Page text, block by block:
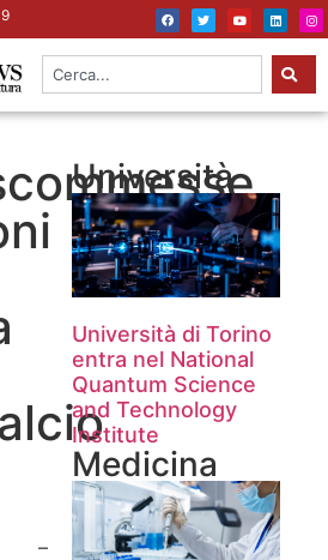
–
Università
Università di Torino
entra nel National
Quantum Science
and Technology
Institute
Medicina